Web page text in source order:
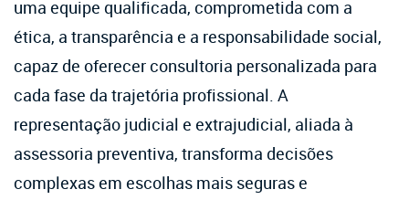
uma equipe qualificada, comprometida com a
ética, a transparência e a responsabilidade social,
capaz de oferecer consultoria personalizada para
cada fase da trajetória profissional. A
representação judicial e extrajudicial, aliada à
assessoria preventiva, transforma decisões
complexas em escolhas mais seguras e